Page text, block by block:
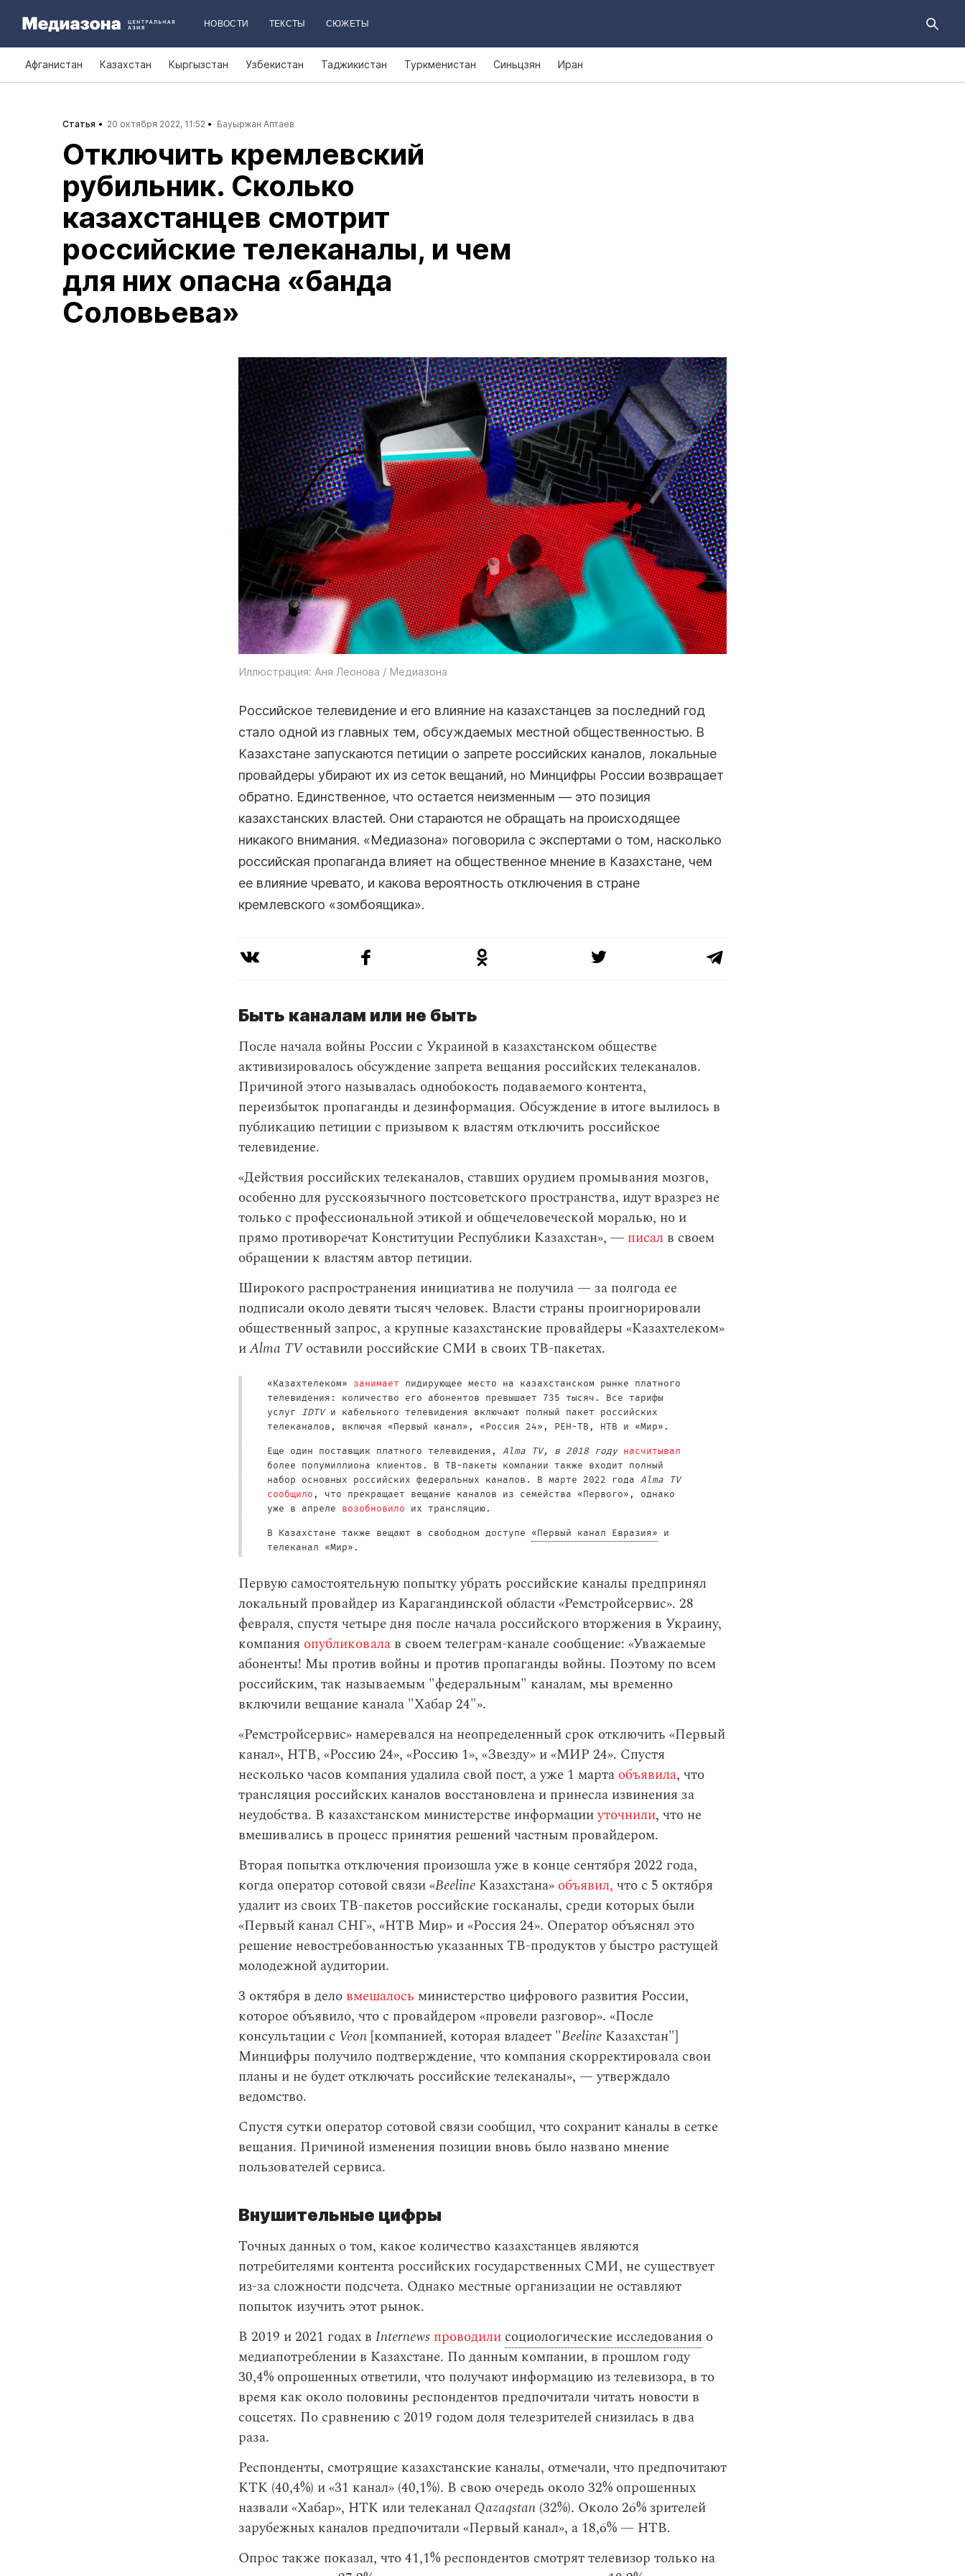
НОВОСТИ ТЕКСТЫ СЮЖЕТЫ
Афганистан Казахстан Кыргызстан Узбекистан Таджикистан Туркменистан Синьцзян Иран
Статья 20 октября 2022, 11:52 Бауыржан Аптаев
Отключить кремлевский
рубильник. Сколько
казахстанцев смотрит
российские телеканалы, и чем
для них опасна «банда
Соловьева»
Иллюстрация: Аня Леонова / Медиазона
Российское телевидение и его влияние на казахстанцев за последний год
стало одной из главных тем, обсуждаемых местной общественностью. В
Казахстане запускаются петиции о запрете российских каналов, локальные
провайдеры убирают их из сеток вещаний, но Минцифры России возвращает
обратно. Единственное, что остается неизменным — это позиция
казахстанских властей. Они стараются не обращать на происходящее
никакого внимания. «Медиазона» поговорила с экспертами о том, насколько
российская пропаганда влияет на общественное мнение в Казахстане, чем
ее влияние чревато, и какова вероятность отключения в стране
кремлевского «зомбоящика».
Быть каналам или не быть
После начала войны России с Украиной в казахстанском обществе
активизировалось обсуждение запрета вещания российских телеканалов.
Причиной этого называлась однобокость подаваемого контента,
переизбыток пропаганды и дезинформация. Обсуждение в итоге вылилось в
публикацию петиции с призывом к властям отключить российское
телевидение.
«Действия российских телеканалов, ставших орудием промывания мозгов,
особенно для русскоязычного постсоветского пространства, идут вразрез не
только с профессиональной этикой и общечеловеческой моралью, но и
прямо противоречат Конституции Республики Казахстан», ― писал в своем
обращении к властям автор петиции.
Широкого распространения инициатива не получила — за полгода ее
подписали около девяти тысяч человек. Власти страны проигнорировали
общественный запрос, а крупные казахстанские провайдеры «Казахтелеком»
иAlma TVоставили российские СМИ в своих ТВ-пакетах.
«Казахтелеком» занимает лидирующее место на казахстанском рынке платного
телевидения: количество его абонентов превышает 735 тысяч. Все тарифы
услуг IDTVи кабельного телевидения включают полный пакет российских
телеканалов, включая «Первый канал», «Россия 24», РЕН-ТВ, НТВ и «Мир».
Еще один поставщик платного телевидения, Alma TV, в 2018 году насчитывал
более полумиллиона клиентов. В ТВ-пакеты компании также входит полный
набор основных российских федеральных каналов. В марте 2022 года Alma TV
сообщило, что прекращает вещание каналов из семейства «Первого», однако
уже в апреле возобновило их трансляцию.
В Казахстане также вещают в свободном доступе «Первый канал Евразия» и
телеканал «Мир».
Первую самостоятельную попытку убрать российские каналы предпринял
локальный провайдер из Карагандинской области «Ремстройсервис». 28
февраля, спустя четыре дня после начала российского вторжения в Украину,
компания опубликовала в своем телеграм-канале сообщение: «Уважаемые
абоненты! Мы против войны и против пропаганды войны. Поэтому по всем
российским, так называемым "федеральным" каналам, мы временно
включили вещание канала "Хабар 24"».
«Ремстройсервис» намеревался на неопределенный срок отключить «Первый
канал», НТВ, «Россию 24», «Россию 1», «Звезду» и «МИР 24». Спустя
несколько часов компания удалила свой пост, а уже 1 марта объявила, что
трансляция российских каналов восстановлена и принесла извинения за
неудобства. В казахстанском министерстве информацииуточнили, что не
вмешивались в процесс принятия решений частным провайдером.
Вторая попытка отключения произошла уже в конце сентября 2022 года,
когда оператор сотовой связи «Beeline Казахстана» объявил, что с 5 октября
удалит из своих ТВ-пакетов российские госканалы, среди которых были
«Первый канал СНГ», «НТВ Мир» и «Россия 24». Оператор объяснял это
решение невостребованностью указанных ТВ-продуктов у быстро растущей
молодежной аудитории.
3 октября в дело вмешалось министерство цифрового развития России,
которое объявило, что с провайдером «провели разговор». «После
консультации с Veon [компанией, которая владеет "Beeline Казахстан"]
Минцифры получило подтверждение, что компания скорректировала свои
планы и не будет отключать российские телеканалы», — утверждало
ведомство.
Спустя сутки оператор сотовой связи сообщил, что сохранит каналы в сетке
вещания. Причиной изменения позиции вновь было названо мнение
пользователей сервиса.
Внушительные цифры
Точных данных о том, какое количество казахстанцев являются
потребителями контента российских государственных СМИ, не существует
из-за сложности подсчета. Однако местные организации не оставляют
попыток изучить этот рынок.
В 2019 и 2021 годах в Internews проводили социологические исследования о
медиапотреблении в Казахстане. По данным компании, в прошлом году
30,4% опрошенных ответили, что получают информацию из телевизора, в то
время как около половины респондентов предпочитали читать новости в
соцсетях. По сравнению с 2019 годом доля телезрителей снизилась в два
раза.
Респонденты, смотрящие казахстанские каналы, отмечали, что предпочитают
КТК (40,4%) и «31 канал» (40,1%). В свою очередь около 32% опрошенных
назвали «Хабар», НТК или телеканал Qazaqstan (32%). Около 26% зрителей
зарубежных каналов предпочитали «Первый канал», а 18,6% — НТВ.
Опрос также показал, что 41,1% респондентов смотрят телевизор только на